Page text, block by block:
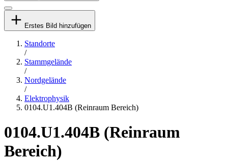
Erstes Bild hinzufügen
Standorte
/
Stammgelände
/
Nordgelände
/
Elektrophysik
0104.U1.404B (Reinraum Bereich)
0104.U1.404B (Reinraum
Bereich)